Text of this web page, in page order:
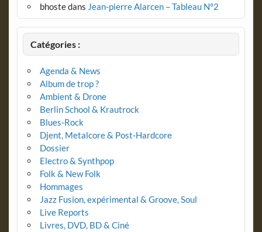
bhostedans Jean-pierre Alarcen – Tableau N°2
Catégories :
Agenda & News
Album de trop ?
Ambient & Drone
Berlin School & Krautrock
Blues-Rock
Djent, Metalcore & Post-Hardcore
Dossier
Electro & Synthpop
Folk & New Folk
Hommages
Jazz Fusion, expérimental & Groove, Soul
Live Reports
Livres, DVD, BD & Ciné